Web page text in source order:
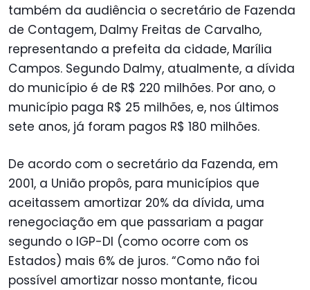
também da audiência o secretário de Fazenda
de Contagem, Dalmy Freitas de Carvalho,
representando a prefeita da cidade, Marília
Campos. Segundo Dalmy, atualmente, a dívida
do município é de R$ 220 milhões. Por ano, o
município paga R$ 25 milhões, e, nos últimos
sete anos, já foram pagos R$ 180 milhões.
De acordo com o secretário da Fazenda, em
2001, a União propôs, para municípios que
aceitassem amortizar 20% da dívida, uma
renegociação em que passariam a pagar
segundo o IGP-DI (como ocorre com os
Estados) mais 6% de juros. “Como não foi
possível amortizar nosso montante, ficou